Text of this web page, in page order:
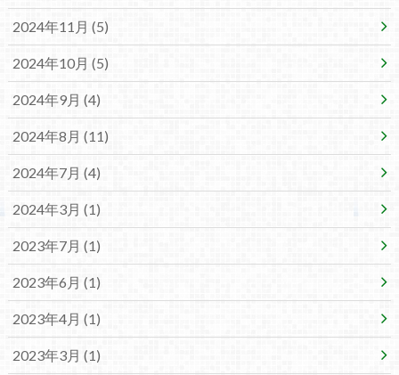
2024年11月 (5)
2024年10月 (5)
2024年9月 (4)
2024年8月 (11)
2024年7月 (4)
2024年3月 (1)
2023年7月 (1)
2023年6月 (1)
2023年4月 (1)
2023年3月 (1)